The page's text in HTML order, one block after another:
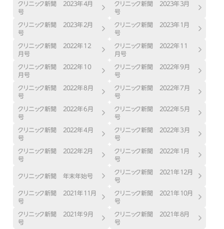
クリニック新聞 ２０２３年４月
号
クリニック新聞 ２０２３年３月
号
クリニック新聞 ２０２３年２月
号
クリニック新聞 ２０２３年１月
号
クリニック新聞 ２０２２年12
月号
クリニック新聞 ２０２２年11
月号
クリニック新聞 ２０２２年10
月号
クリニック新聞 ２０２２年9月
号
クリニック新聞 ２０２２年8月
号
クリニック新聞 ２０２２年7月
号
クリニック新聞 ２０２２年6月
号
クリニック新聞 ２０２２年5月
号
クリニック新聞 ２０２２年4月
号
クリニック新聞 ２０２２年3月
号
クリニック新聞 ２０２２年２月
号
クリニック新聞 ２０２２年１月
号
クリニック新聞 年末年始号
クリニック新聞 ２０２１年１２月
号
クリニック新聞 ２０２１年１１月
号
クリニック新聞 ２０２１年１０月
号
クリニック新聞 ２０２１年9月
号
クリニック新聞 ２０２１年８月
号